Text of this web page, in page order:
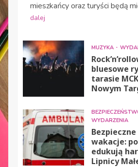
mieszkańcy oraz turyści będą
dalej
MUZYKA
bluesowe
tarasie
Nowym
WYDARZENIA
Bezpieczne
wakacje:
edukują
Lipnicy